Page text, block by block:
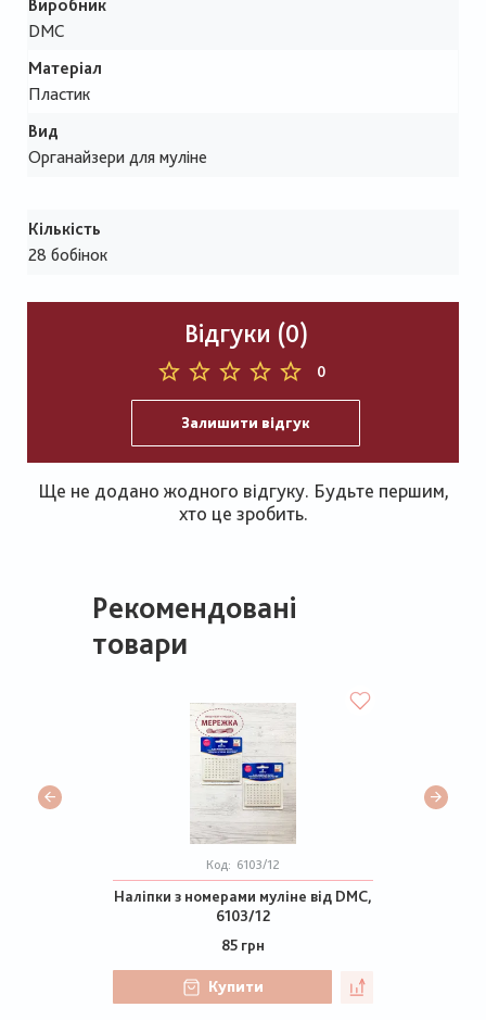
Виробник
DMC
Матеріал
Пластик
Вид
Органайзери для муліне
Кількість
28 бобінок
Відгуки (0)
0
Залишити відгук
Ще не додано жодного відгуку. Будьте першим,
хто це зробить.
Рекомендовані
товари
Код: 6103/12
Наліпки з номерами муліне від DMC,
6103/12
85 грн
Купити